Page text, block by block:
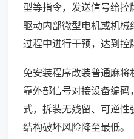
型等指令，发送信号给
驱动内部微型电机或机
过程中进行干预，达到控
免安装程序改装普通麻
靠外部信号对接设备编
式，拆装无残留、可逆
结构破坏风险降至最低。